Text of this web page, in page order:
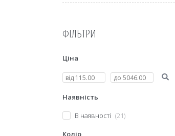
ФІЛЬТРИ
Ціна
Наявність
В наявності
21
Колір